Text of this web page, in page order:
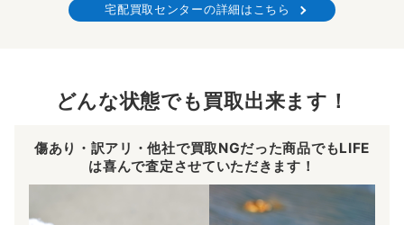
宅配買取センターの詳細はこちら
どんな状態でも買取出来ます！
傷あり・訳アリ・他社で買取NGだった商品でもLIFE
は喜んで査定させていただきます！